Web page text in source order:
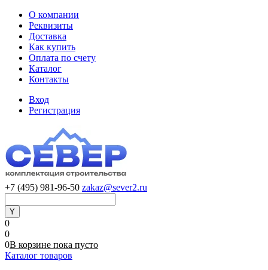
О компании
Реквизиты
Доставка
Как купить
Оплата по счету
Каталог
Контакты
Вход
Регистрация
+7 (495) 981-96-50 zakaz@sever2.ru
0
0
0В корзине пока пусто
Каталог товаров